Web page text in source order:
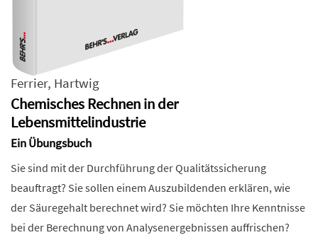
Ferrier, Hartwig
Chemisches Rechnen in der
Lebensmittelindustrie
Ein Übungsbuch
Sie sind mit der Durchführung der Qualitätssicherung
beauftragt? Sie sollen einem Auszubildenden erklären, wie
der Säuregehalt berechnet wird? Sie möchten Ihre Kenntnisse
bei der Berechnung von Analysenergebnissen auffrischen?